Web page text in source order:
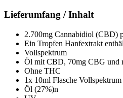
Lieferumfang / Inhalt
2.700mg Cannabidiol (CBD)
Ein Tropfen Hanfextrakt
Vollspektrum
Öl mit CBD, 70mg CBG und
Ohne THC
1x 10ml Flasche Vollspektrum
Öl (27%)n